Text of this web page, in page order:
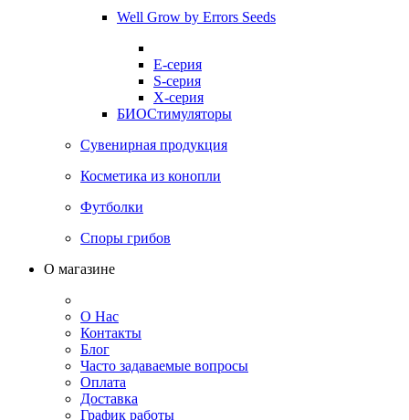
Well Grow by Errors Seeds
E-серия
S-серия
X-серия
БИОСтимуляторы
Сувенирная продукция
Косметика из конопли
Футболки
Споры грибов
О магазине
О Нас
Контакты
Блог
Часто задаваемые вопросы
Оплата
Доставка
График работы